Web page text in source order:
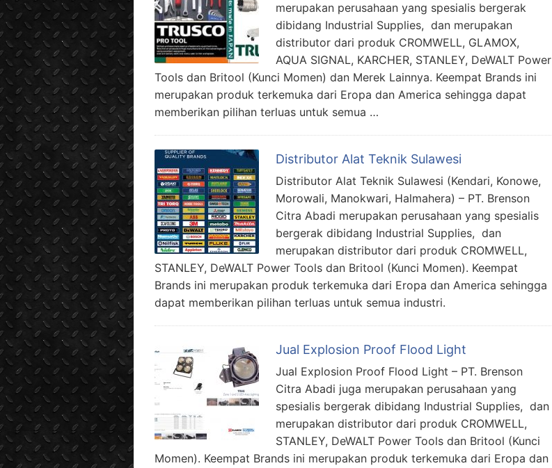
merupakan perusahaan yang spesialis bergerak
dibidang Industrial Supplies, dan merupakan
distributor dari produk CROMWELL, GLAMOX,
AQUA SIGNAL, KARCHER, STANLEY, DeWALT Power
Tools dan Britool (Kunci Momen) dan Merek Lainnya. Keempat Brands ini
merupakan produk terkemuka dari Eropa dan America sehingga dapat
memberikan pilihan terluas untuk semua …
Distributor Alat Teknik Sulawesi
Distributor Alat Teknik Sulawesi (Kendari, Konowe,
Morowali, Manokwari, Halmahera) – PT. Brenson
Citra Abadi merupakan perusahaan yang spesialis
bergerak dibidang Industrial Supplies, dan
merupakan distributor dari produk CROMWELL,
STANLEY, DeWALT Power Tools dan Britool (Kunci Momen). Keempat
Brands ini merupakan produk terkemuka dari Eropa dan America sehingga
dapat memberikan pilihan terluas untuk semua industri.
Jual Explosion Proof Flood Light
Jual Explosion Proof Flood Light – PT. Brenson
Citra Abadi juga merupakan perusahaan yang
spesialis bergerak dibidang Industrial Supplies, dan
merupakan distributor dari produk CROMWELL,
STANLEY, DeWALT Power Tools dan Britool (Kunci
Momen). Keempat Brands ini merupakan produk terkemuka dari Eropa dan